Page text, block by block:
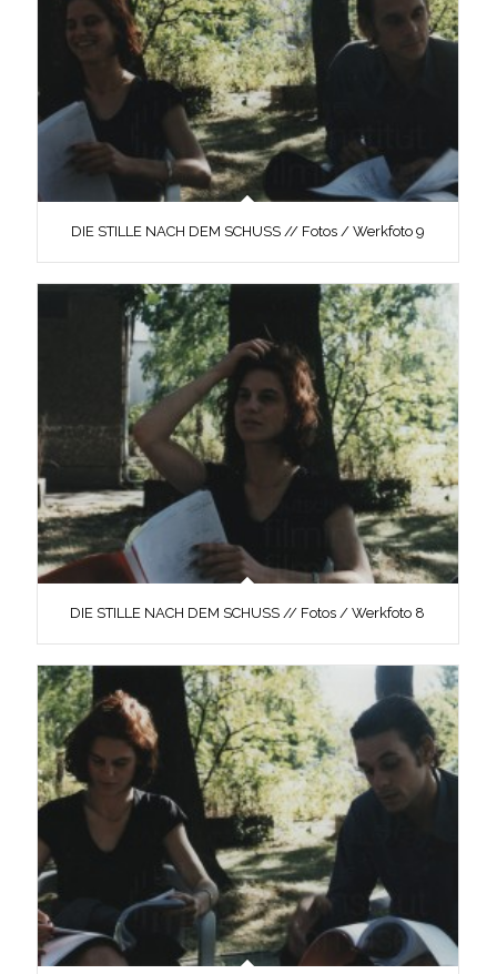
DIE STILLE NACH DEM SCHUSS // Fotos / Werkfoto 9
DIE STILLE NACH DEM SCHUSS // Fotos / Werkfoto 8